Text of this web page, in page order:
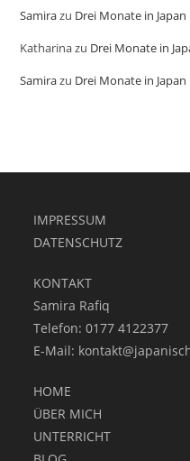
Samirazu Drei Monate in Japan
Katharinazu Drei Monate in
Samirazu Drei Monate in Japan
IMPRESSUM
DATENSCHUTZ
KONTAKT
Samira Rafiq
Telefon: 0177 4122377
E-Mail:
HOME
ÜBER MICH
UNTERRICHT